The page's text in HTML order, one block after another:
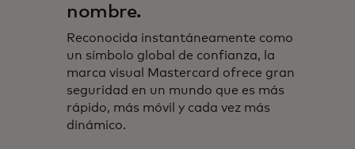
nombre.
Reconocida instantáneamente como
un símbolo global de confianza, la
marca visual Mastercard ofrece gran
seguridad en un mundo que es más
rápido, más móvil y cada vez más
dinámico.